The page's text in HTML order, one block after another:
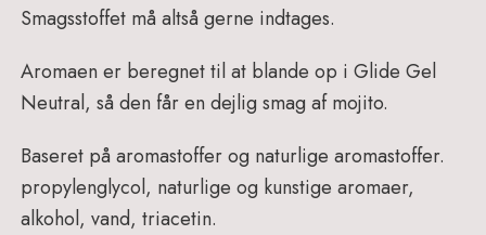
Smagsstoffet må altså gerne indtages.
Aromaen er beregnet til at blande op i Glide Gel
Neutral, så den får en dejlig smag af mojito.
Baseret på aromastoffer og naturlige aromastoffer.
propylenglycol, naturlige og kunstige aromaer,
alkohol, vand, triacetin.